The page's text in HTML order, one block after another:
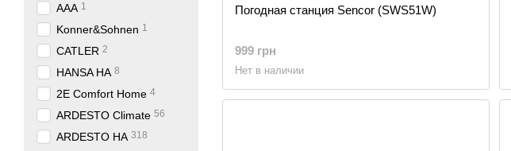
Погодная станция Sencor (SWS51W)
999 грн
Нет в наличии
AAA 1
Konner&Sohnen 1
CATLER 2
HANSA HA 8
2E Comfort Home 4
ARDESTO Climate 56
ARDESTO HA 318